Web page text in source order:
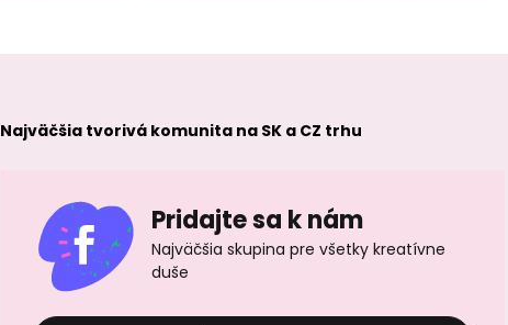
Najväčšia tvorivá komunita na SK a CZ trhu
Pridajte sa k nám
Najväčšia skupina pre všetky kreatívne
duše